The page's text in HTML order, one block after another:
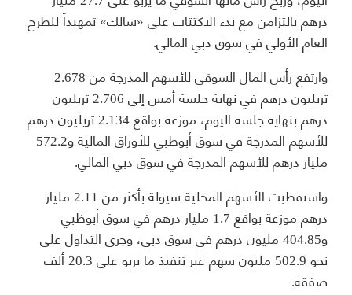
درهم بالتزامن مع بدء الاكتتاب على «سالك» تمهيداً للطرح
العام الأولي في سوق دبي المالي.
وارتفع رأس المال السوقي للأسهم المدرجة من 2.678
تريليون درهم في نهاية جلسة أمس إلى 2.706 تريليون
درهم بنهاية جلسة اليوم، موزعة بواقع 2.134 تريليون درهم
للأسهم المدرجة في سوق أبوظبي للأوراق المالية و572.2
مليار درهم للأسهم المدرجة في سوق دبي المالي.
واستقطبت الأسهم المحلية سيولة بأكثر من 2.11 مليار
درهم موزعة بواقع 1.7 مليار درهم في سوق أبوظبي
و404.85 مليون درهم في سوق دبي، وجرى التداول على
نحو 502.9 مليون سهم عبر تنفيذ ما يربو على 20.3 ألف
صفقة.